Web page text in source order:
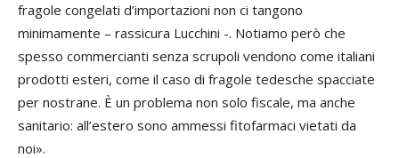
fragole congelati d’importazioni non ci tangono
minimamente – rassicura Lucchini -. Notiamo però che
spesso commercianti senza scrupoli vendono come italiani
prodotti esteri, come il caso di fragole tedesche spacciate
per nostrane. È un problema non solo fiscale, ma anche
sanitario: all’estero sono ammessi fitofarmaci vietati da
noi».